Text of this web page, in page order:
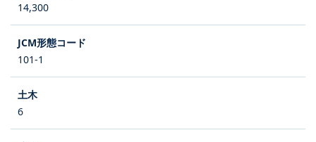
14,300
101-1
6